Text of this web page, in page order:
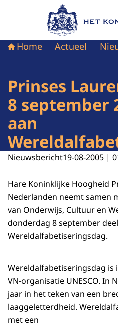
Naar de
Home Actueel
Prinses
8 september
aan
Nieuwsbericht19-08-2005 |
Hare Koninklijke Hoogheid
Nederlanden neemt samen
van Onderwijs, Cultuur en
donderdag 8 september
Wereldalfabetiseringsdag.
Wereldalfabetiseringsdag is
VN-organisatie UNESCO. In
jaar in het teken van een
laaggeletterdheid.
met een